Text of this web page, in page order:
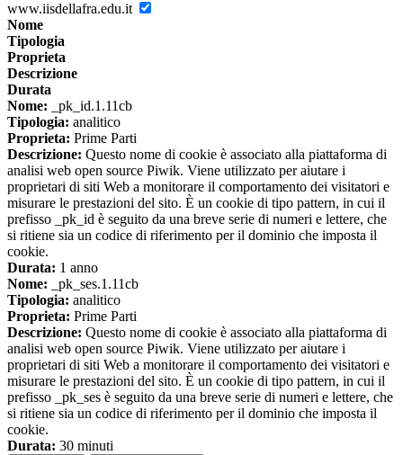
www.iisdellafra.edu.it
Nome
Tipologia
Proprieta
Descrizione
Durata
Nome: _pk_id.1.11cb
Tipologia: analitico
Proprieta: Prime Parti
Descrizione: Questo nome di cookie è associato alla piattaforma di
analisi web open source Piwik. Viene utilizzato per aiutare i
proprietari di siti Web a monitorare il comportamento dei visitatori e
misurare le prestazioni del sito. È un cookie di tipo pattern, in cui il
prefisso _pk_id è seguito da una breve serie di numeri e lettere, che
si ritiene sia un codice di riferimento per il dominio che imposta il
cookie.
Durata: 1 anno
Nome: _pk_ses.1.11cb
Tipologia: analitico
Proprieta: Prime Parti
Descrizione: Questo nome di cookie è associato alla piattaforma di
analisi web open source Piwik. Viene utilizzato per aiutare i
proprietari di siti Web a monitorare il comportamento dei visitatori e
misurare le prestazioni del sito. È un cookie di tipo pattern, in cui il
prefisso _pk_ses è seguito da una breve serie di numeri e lettere, che
si ritiene sia un codice di riferimento per il dominio che imposta il
cookie.
Durata: 30 minuti